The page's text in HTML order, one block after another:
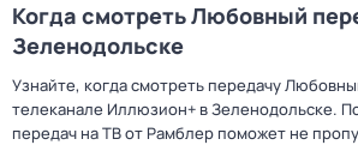
Когда смотреть Любовный
Зеленодольске
Узнайте, когда смотреть передачу
телеканале Иллюзион+ в Зеленодольске.
передач на ТВ от Рамблер поможет не